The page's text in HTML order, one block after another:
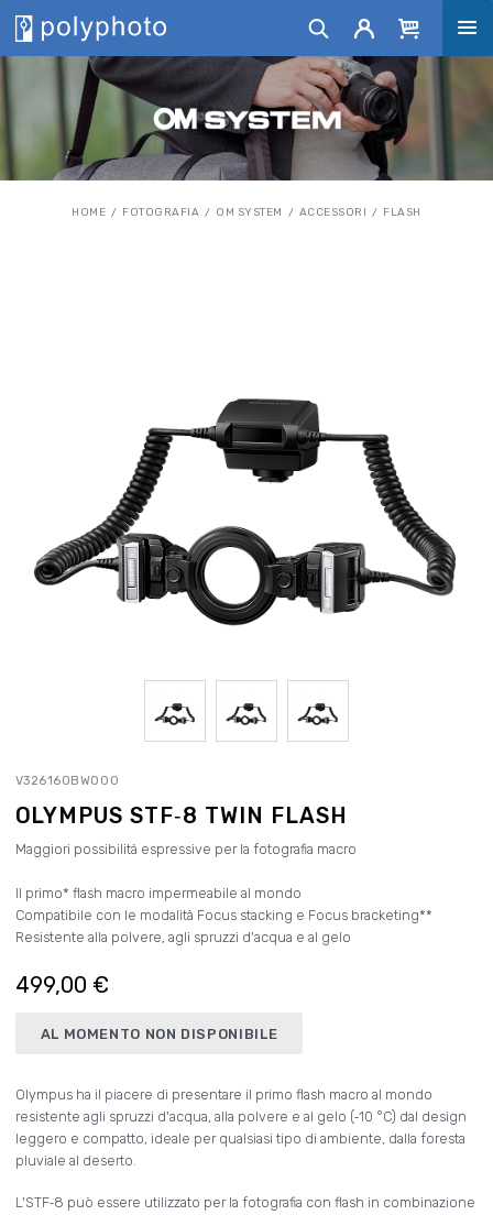
HOME FOTOGRAFIA OM SYSTEM ACCESSORI FLASH
V326160BW000
OLYMPUS STF‑8 TWIN FLASH
Maggiori possibilità espressive per la fotografia macro
Il primo* flash macro impermeabile al mondo
Compatibile con le modalità Focus stacking e Focus bracketing**
Resistente alla polvere, agli spruzzi d'acqua e al gelo
499,00 €
AL MOMENTO NON DISPONIBILE
Olympus ha il piacere di presentare il primo flash macro al mondo
resistente agli spruzzi d'acqua, alla polvere e al gelo (‑10 °C) dal design
leggero e compatto, ideale per qualsiasi tipo di ambiente, dalla foresta
pluviale al deserto.
L'STF‑8 può essere utilizzato per la fotografia con flash in combinazione